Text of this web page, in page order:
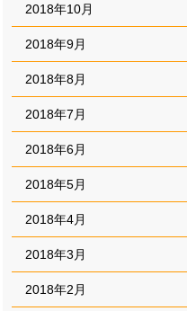
2018年10月
2018年9月
2018年8月
2018年7月
2018年6月
2018年5月
2018年4月
2018年3月
2018年2月